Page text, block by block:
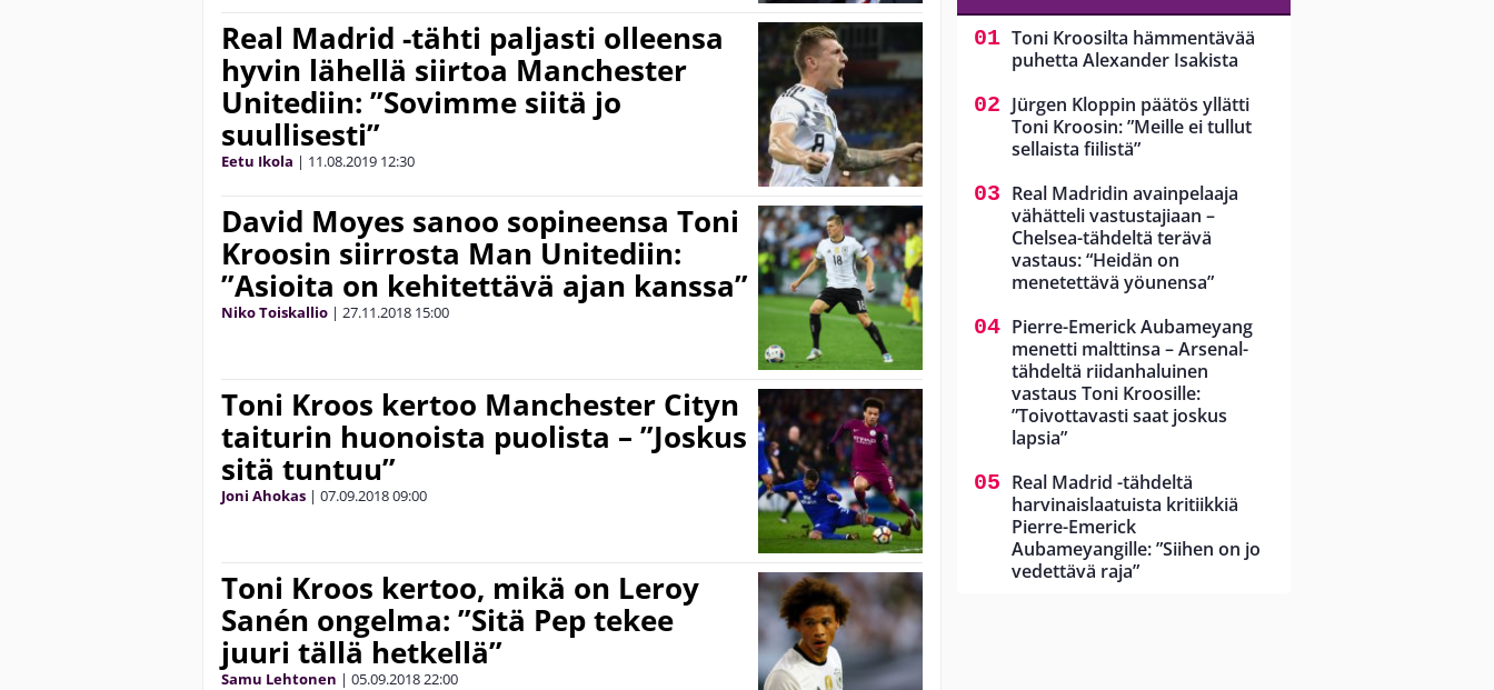
Real Madrid -tähti paljasti olleensa
hyvin lähellä siirtoa Manchester
Unitediin: ”Sovimme siitä jo
suullisesti”
Eetu Ikola | 11.08.2019 12:30
David Moyes sanoo sopineensa Toni
Kroosin siirrosta Man Unitediin:
”Asioita on kehitettävä ajan kanssa”
Niko Toiskallio | 27.11.2018 15:00
Toni Kroos kertoo Manchester Cityn
taiturin huonoista puolista – ”Joskus
sitä tuntuu”
Joni Ahokas | 07.09.201809:00
Toni Kroos kertoo, mikä on Leroy
Sanén ongelma: ”Sitä Pep tekee
juuri tällä hetkellä”
Samu Lehtonen | 05.09.201822:00
Toni Kroosilta hämmentävää
puhetta Alexander Isakista
Jürgen Kloppin päätös yllätti
Toni Kroosin: ”Meille ei tullut
sellaista fiilistä”
Real Madridin avainpelaaja
vähätteli vastustajiaan –
Chelsea-tähdeltä terävä
vastaus: “Heidän on
menetettävä yöunensa”
Pierre-Emerick Aubameyang
menetti malttinsa – Arsenal-
tähdeltä riidanhaluinen
vastaus Toni Kroosille:
”Toivottavasti saat joskus
lapsia”
Real Madrid -tähdeltä
harvinaislaatuista kritiikkiä
Pierre-Emerick
Aubameyangille: ”Siihen on jo
vedettävä raja”